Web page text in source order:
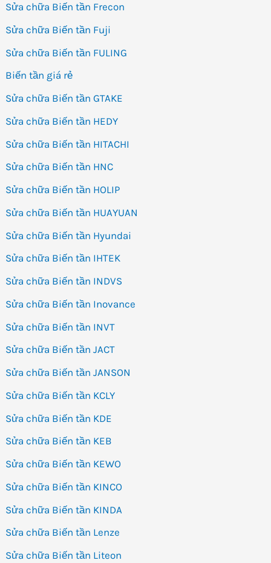
Sửa chữa Biến tần Frecon
Sửa chữa Biến tần Fuji
Sửa chữa Biến tần FULING
Biến tần giá rẻ
Sửa chữa Biến tần GTAKE
Sửa chữa Biến tần HEDY
Sửa chữa Biến tần HITACHI
Sửa chữa Biến tần HNC
Sửa chữa Biến tần HOLIP
Sửa chữa Biến tần HUAYUAN
Sửa chữa Biến tần Hyundai
Sửa chữa Biến tần IHTEK
Sửa chữa Biến tần INDVS
Sửa chữa Biến tần Inovance
Sửa chữa Biến tần INVT
Sửa chữa Biến tần JACT
Sửa chữa Biến tần JANSON
Sửa chữa Biến tần KCLY
Sửa chữa Biến tần KDE
Sửa chữa Biến tần KEB
Sửa chữa Biến tần KEWO
Sửa chữa Biến tần KINCO
Sửa chữa Biến tần KINDA
Sửa chữa Biến tần Lenze
Sửa chữa Biến tần Liteon